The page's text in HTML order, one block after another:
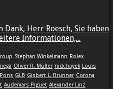
Herr Roesch, Sie haben
Informationen,...
Stephan Winkelmann Rolex
Oliver R. Müller nick hayek Louis
GLB Gisbert L. Brunner Corona
Audemars Piguet Alexander Linz